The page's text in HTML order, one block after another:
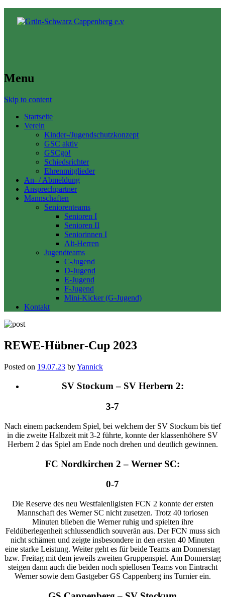
Menu
Skip to content
Startseite
Verein
Kinder-/Jugendschutzkonzept
GSC aktiv
GSCgo!
Schiedsrichter
Ehrenmitglieder
An- / Abmeldung
Ansprechpartner
Mannschaften
Seniorenteams
Senioren I
Senioren II
Seniorinnen I
Alt-Herren
Jugendteams
C-Jugend
D-Jugend
E-Jugend
F-Jugend
Mini-Kicker (G-Jugend)
Kontakt
REWE-Hübner-Cup 2023
Posted on 19.07.23 byYannick
SV Stockum – SV Herbern 2:
3-7
Nach einem packendem Spiel, bei welchem der SV Stockum bis tief
in die zweite Halbzeit mit 3-2 führte, konnte der klassenhöhere SV
Herbern 2 das Spiel am Ende noch drehen und deutlich gewinnen.
FC Nordkirchen 2 – Werner SC:
0-7
Die Reserve des neu Westfalenligisten FCN 2 konnte der ersten
Mannschaft des Werner SC nicht zusetzen. Trotz 40 torlosen
Minuten blieben die Werner ruhig und spielten ihre
Feldüberlegenheit schlussendlich souverän aus. Der FCN muss sich
nicht schämen und zeigte insbesondere in den ersten 40 Minuten
eine starke Leistung. Weiter geht es für beide Teams am Donnerstag
bzw. Freitag mit dem jeweils zweiten Gruppenspiel. Am Donnerstag
steigen dann auch die beiden noch spiellosen Teams von Eintracht
Werner sowie dem Gastgeber GS Cappenberg ins Turnier ein.